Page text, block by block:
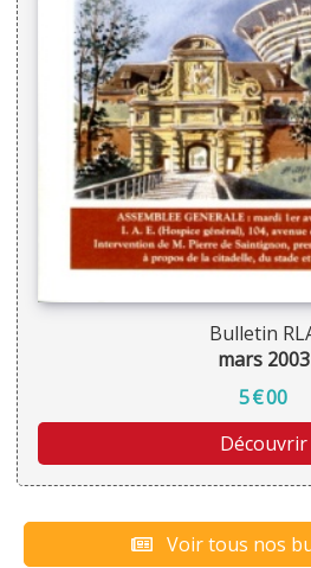
Bulletin
mars 2003
5€00
Découvrir
Voir tous nos